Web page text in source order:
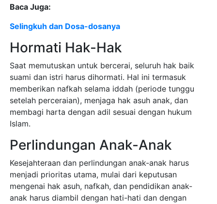
Baca Juga:
Selingkuh dan Dosa-dosanya
Hormati Hak-Hak
Saat memutuskan untuk bercerai, seluruh hak baik
suami dan istri harus dihormati. Hal ini termasuk
memberikan nafkah selama iddah (periode tunggu
setelah perceraian), menjaga hak asuh anak, dan
membagi harta dengan adil sesuai dengan hukum
Islam.
Perlindungan Anak-Anak
Kesejahteraan dan perlindungan anak-anak harus
menjadi prioritas utama, mulai dari keputusan
mengenai hak asuh, nafkah, dan pendidikan anak-
anak harus diambil dengan hati-hati dan dengan